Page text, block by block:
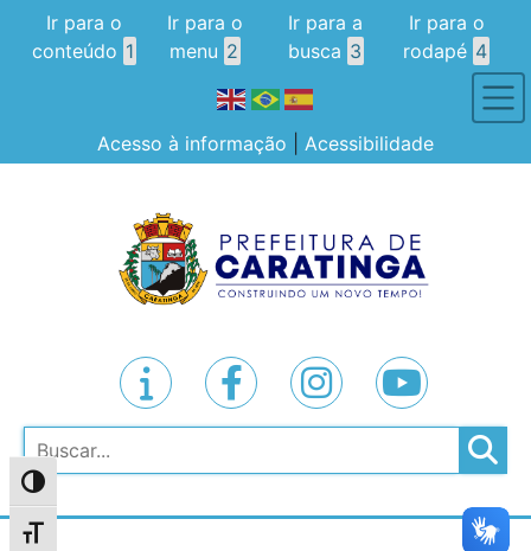
Alternar alto contraste
Alternar tamanho da fonte
Ir para o
conteúdo 1
Ir para o
menu 2
Ir para a
busca 3
Ir para o
rodapé 4
Acesso à informação Acessibilidade
Pesquisar